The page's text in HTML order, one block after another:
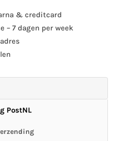
& creditcard
– 7 dagen per week
PostNL